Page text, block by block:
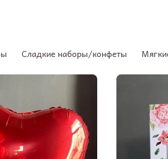
Сладкие наборы/конфеты